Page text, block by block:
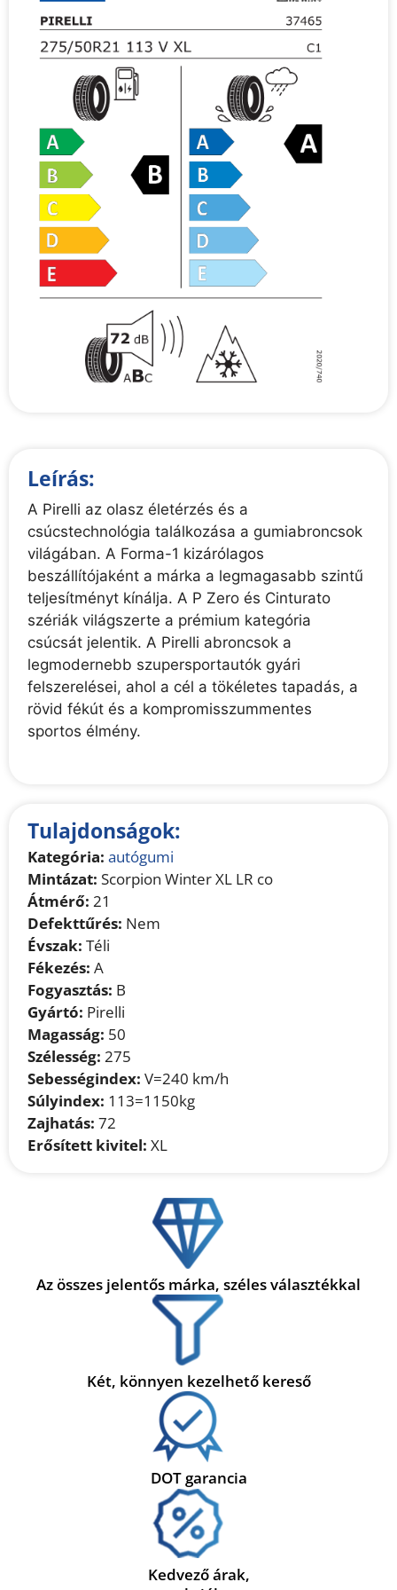
v
e
:
Leírás:
A Pirelli az olasz életérzés és a
csúcstechnológia találkozása a gumiabroncsok
világában. A Forma-1 kizárólagos
beszállítójaként a márka a legmagasabb szintű
teljesítményt kínálja. A P Zero és Cinturato
szériák világszerte a prémium kategória
csúcsát jelentik. A Pirelli abroncsok a
legmodernebb szupersportautók gyári
felszerelései, ahol a cél a tökéletes tapadás, a
rövid fékút és a kompromisszummentes
sportos élmény.
Tulajdonságok:
Kategória: autógumi
Mintázat: Scorpion Winter XL LR co
Átmérő: 21
Defekttűrés: Nem
Évszak: Téli
Fékezés: A
Fogyasztás: B
Gyártó: Pirelli
Magasság: 50
Szélesség: 275
Sebességindex: V=240 km/h
Súlyindex: 113=1150kg
Zajhatás: 72
Erősített kivitel: XL
Az összes jelentős márka, széles választékkal
Két, könnyen kezelhető kereső
DOT garancia
Kedvező árak,